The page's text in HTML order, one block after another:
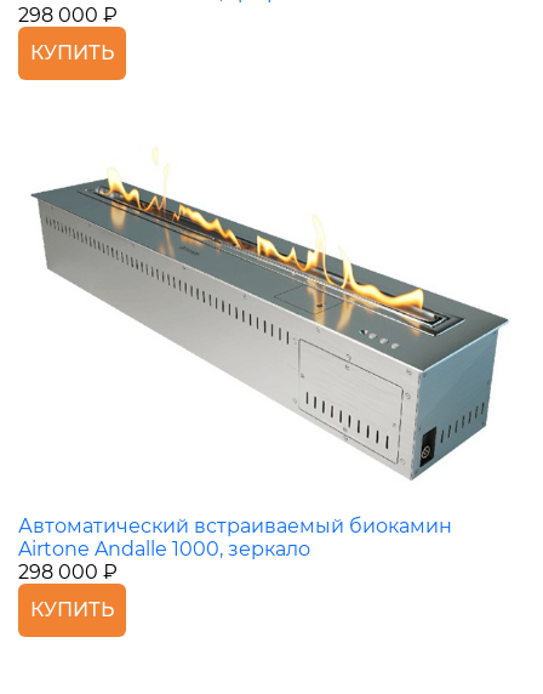
298 000 ₽
КУПИТЬ
Автоматический встраиваемый биокамин
Airtone Andalle 1000, зеркало
298 000 ₽
КУПИТЬ